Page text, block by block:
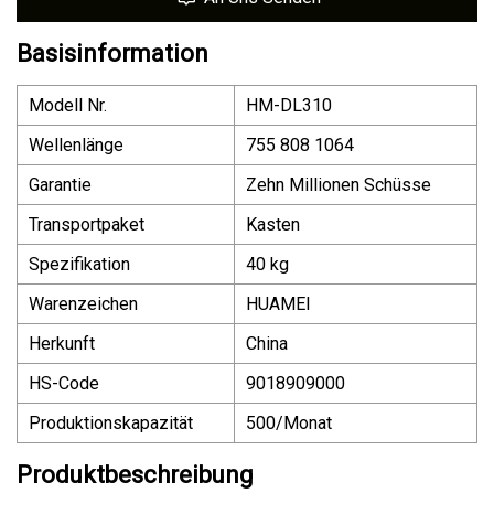
Basisinformation
Modell Nr.
HM-DL310
Wellenlänge
755 808 1064
Garantie
Zehn Millionen Schüsse
Transportpaket
Kasten
Spezifikation
40 kg
Warenzeichen
HUAMEI
Herkunft
China
HS-Code
9018909000
Produktionskapazität
500/Monat
Produktbeschreibung